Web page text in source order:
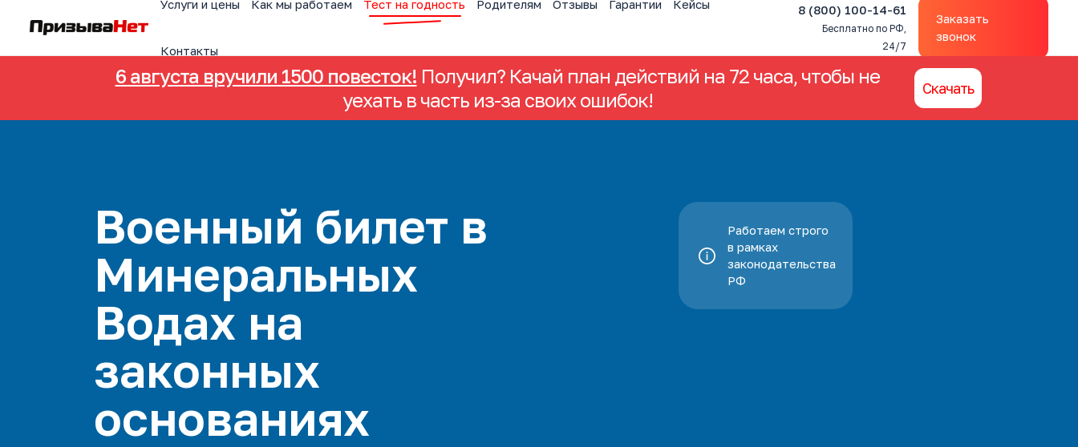
Услуги и цены Как мы работаем Тест на годность Родителям Отзывы Гарантии Кейсы
Контакты
8 (800) 100-14-61
Бесплатно по РФ,
24/7
Заказать
звонок
6 августа вручили 1500 повесток! Получил? Качай план действий на 72 часа, чтобы не
уехать в часть из-за своих ошибок!
Скачать
Военный билет в
Минеральных
Водах на
законных
основаниях
Работаем строго
в рамках
законодательства
РФ